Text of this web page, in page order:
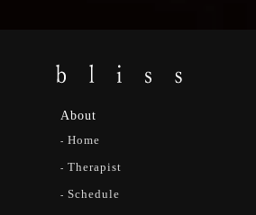
About
Home
Therapist
Schedule